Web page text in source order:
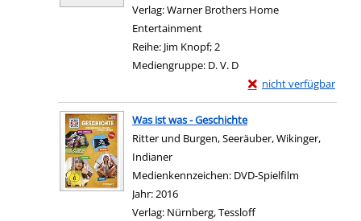
Verlag:Warner Brothers Home
Entertainment
Reihe: Jim Knopf; 2
Mediengruppe: D. V. D
nicht verfügbar
Exemplar-Details von
Zum Download von
Was ist was - Geschichte
Ritter und Burgen, Seeräuber, Wikinger,
Indianer
Suche nach diesem Verfasser
Medienkennzeichen: DVD-Spielfilm
Jahr:2016
Verlag: Nürnberg, Tessloff